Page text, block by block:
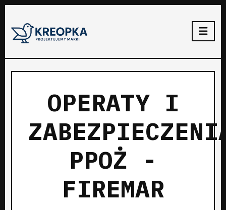
OPERATY I
PPOŻ -
FIREMAR